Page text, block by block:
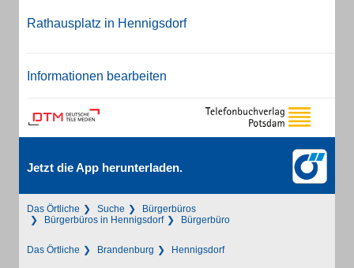
Rathausplatz in Hennigsdorf
Informationen bearbeiten
Jetzt die App herunterladen.
Das Örtliche Suche
Bürgerbüros
Bürgerbüros in Hennigsdorf
Bürgerbüro
Das Örtliche Brandenburg Hennigsdorf